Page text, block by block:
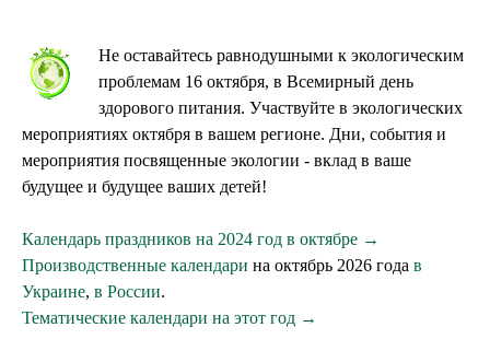
Не оставайтесь равнодушными к экологическим
проблемам 16 октября, в Всемирный день
здoрoвoгo питания. Участвуйте в экологических
мероприятиях октября в вашем регионе. Дни, события и
мероприятия посвященные экологии - вклад в ваше
будущее и будущее ваших детей!
Календарь праздников на 2024 год в октябре →
Производственные календари на октябрь 2026 года в
Украине, в России.
Тематические календари на этот год →